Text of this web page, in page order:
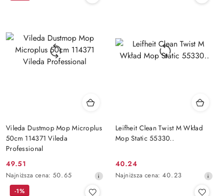
obniżką
Vileda Dustmop Mop Microplus
50cm 114371 Vileda
Professional
Cena
promocyjna:
49.51
Najniższa
cena
Najniższa cena: 50.65
Leifheit Clean Twist M Wkład
Mop Static 55330..
Cena
promocyjna:
40.24
Najniższa
Najniższa cena: 40.23
-1%